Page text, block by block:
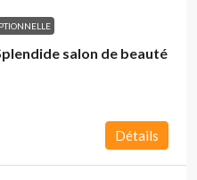
salon de beauté
Détails